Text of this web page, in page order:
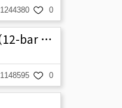
1244380 0
12小節藍調（12-bar blues）
1148595 0